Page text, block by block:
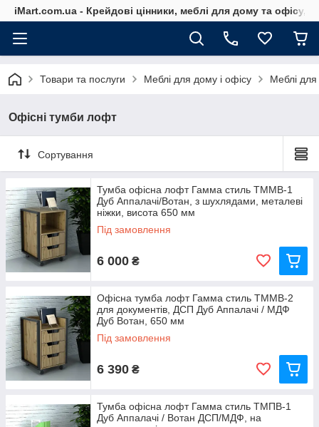
iMart.com.ua - Крейдові цінники, меблі для дому та офісу,
Товари та послуги Меблі для дому і офісу Меблі
Офісні тумби лофт
Сортування
Тумба офісна лофт Гамма стиль ТММВ-1
Дуб Аппалачі/Вотан, з шухлядами, металеві
ніжки, висота 650 мм
Під замовлення
6 000 ₴
Офісна тумба лофт Гамма стиль ТММВ-2
для документів, ДСП Дуб Аппалачі / МДФ
Дуб Вотан, 650 мм
Під замовлення
6 390 ₴
Тумба офісна лофт Гамма стиль ТМПВ-1
Дуб Аппалачі / Вотан ДСП/МДФ, на